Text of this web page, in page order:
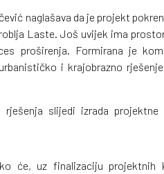
naglašava da je projekt
Laste. Još uvijek ima
proširenja. Formirana je
i krajobrazno
rješenja slijedi izrada
će, uz finalizaciju projektnih